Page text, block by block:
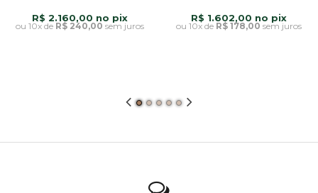
R$ 2.160,00
10xde R$ 240,00 sem juros
R$ 1.602,00
10xde R$ 178,00 sem juros